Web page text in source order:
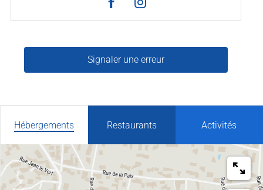
Signaler une erreur
Hébergements Restaurants Activités